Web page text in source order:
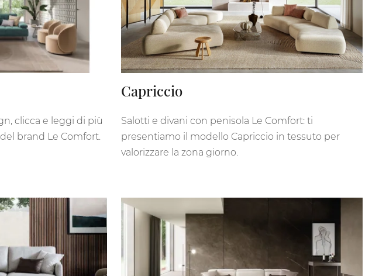
clicca e leggi di più
brand Le Comfort.
Capriccio
Salotti e divani con penisola Le Comfort: ti
presentiamo il modello Capriccio in tessuto per
valorizzare la zona giorno.